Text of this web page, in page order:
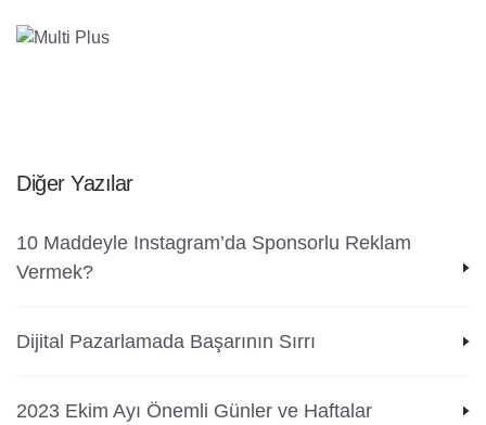
Diğer Yazılar
10 Maddeyle Instagram’da Sponsorlu Reklam
Vermek?
Dijital Pazarlamada Başarının Sırrı
2023 Ekim Ayı Önemli Günler ve Haftalar